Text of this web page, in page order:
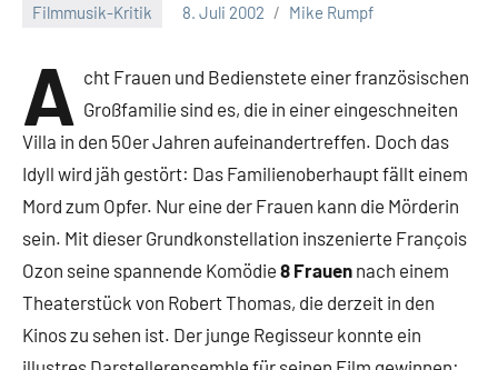
Filmmusik-Kritik 8. Juli 2002 Mike Rumpf
A cht Frauen und Bedienstete einer französischen
Großfamilie sind es, die in einer eingeschneiten
Villa in den 50er Jahren aufeinandertreffen. Doch das
Idyll wird jäh gestört: Das Familienoberhaupt fällt einem
Mord zum Opfer. Nur eine der Frauen kann die Mörderin
sein. Mit dieser Grundkonstellation inszenierte François
Ozon seine spannende Komödie 8 Frauen nach einem
Theaterstück von Robert Thomas, die derzeit in den
Kinos zu sehen ist. Der junge Regisseur konnte ein